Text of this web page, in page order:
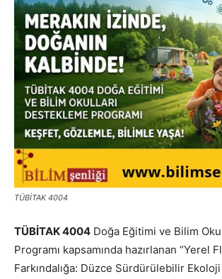
TÜBİTAK 4004
TÜBİTAK 4004 Doğa Eğitimi ve Bilim
Programı kapsamında hazırlanan “Yerel
Farkındalığa: Düzce Sürdürülebilir